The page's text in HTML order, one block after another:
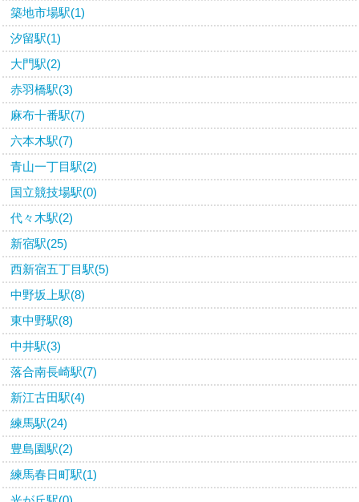
築地市場駅(1)
汐留駅(1)
大門駅(2)
赤羽橋駅(3)
麻布十番駅(7)
六本木駅(7)
青山一丁目駅(2)
国立競技場駅(0)
代々木駅(2)
新宿駅(25)
西新宿五丁目駅(5)
中野坂上駅(8)
東中野駅(8)
中井駅(3)
落合南長崎駅(7)
新江古田駅(4)
練馬駅(24)
豊島園駅(2)
練馬春日町駅(1)